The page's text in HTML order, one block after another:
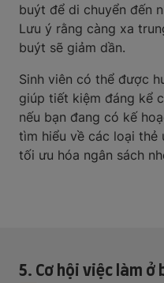
buýt để di chuyển đến
Lưu ý rằng càng xa
buýt sẽ giảm dần.
Sinh viên có thể được
giúp tiết kiệm đáng kể
nếu bạn đang có kế
tìm hiểu về các loại thẻ
tối ưu hóa ngân sách
5. Cơ hội việc làm ở